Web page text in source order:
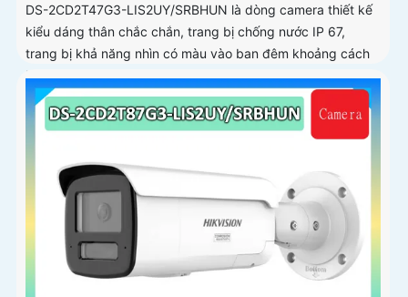
DS-2CD2T47G3-LIS2UY/SRBHUN là dòng camera thiết kế
kiểu dáng thân chắc chắn, trang bị chống nước IP 67,
trang bị khả năng nhìn có màu vào ban đêm khoảng cách
lên đến 60m, phát hiện chuyển động và phân biệt được
người và phương tiện, ống kính 4